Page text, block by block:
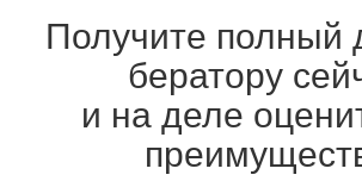
Получите полный
бератору
и на деле